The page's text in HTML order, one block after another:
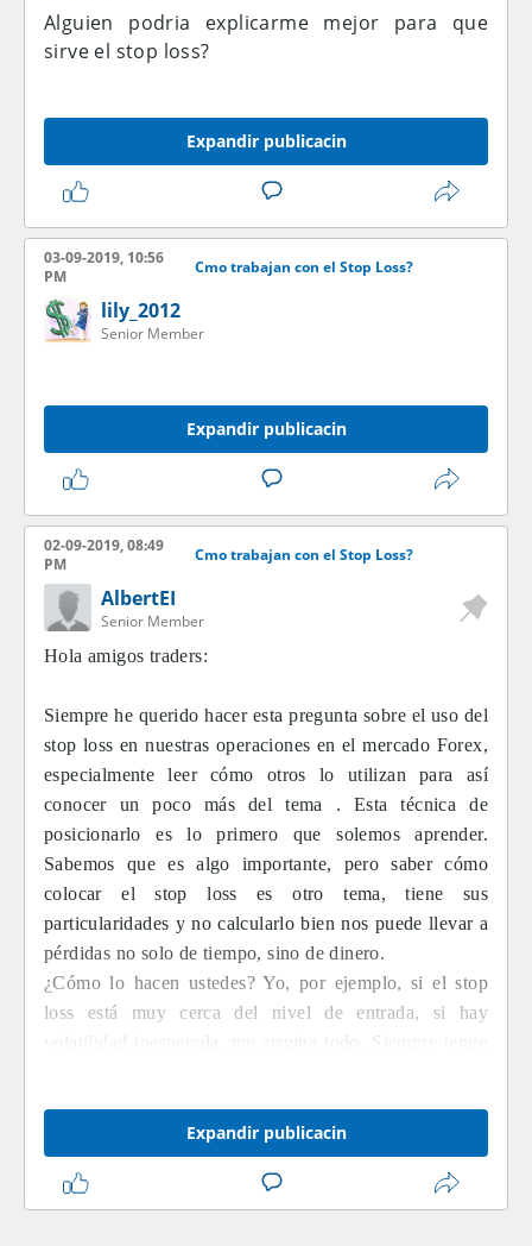
Alguien podria explicarme mejor para que
sirve el stop loss?
Expandir publicacin
03-09-2019, 10:56
PM
Cmo trabajan con el Stop Loss?
lily_2012
Senior Member
Expandir publicacin
02-09-2019, 08:49
PM
Cmo trabajan con el Stop Loss?
AlbertEI
Senior Member
Hola amigos traders:
Siempre he querido hacer esta pregunta sobre el uso del
stop loss en nuestras operaciones en el mercado Forex,
especialmente leer cómo otros lo utilizan para así
conocer un poco más del tema . Esta técnica de
posicionarlo es lo primero que solemos aprender.
Sabemos que es algo importante, pero saber cómo
colocar el stop loss es otro tema, tiene sus
particularidades y no calcularlo bien nos puede llevar a
pérdidas no solo de tiempo, sino de dinero.
¿Cómo lo hacen ustedes? Yo, por ejemplo, si el stop
loss está muy cerca del nivel de entrada, si hay
volatilidad inesperada, me arruina todo. Siempre tengo
de operaciones riesgosas. Entonces, ¿cuál es el punto
medio?
Expandir publicacin